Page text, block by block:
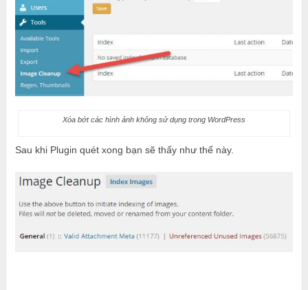
Xóa bớt các hình ảnh không sử dụng trong WordPress
Sau khi Plugin quét xong bạn sẽ thấy như thế này.